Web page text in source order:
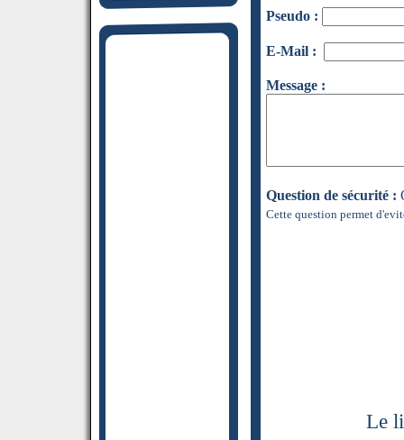
Pseudo :
E-Mail :
Message :
Question de sécurité :
Cette question permet
Le